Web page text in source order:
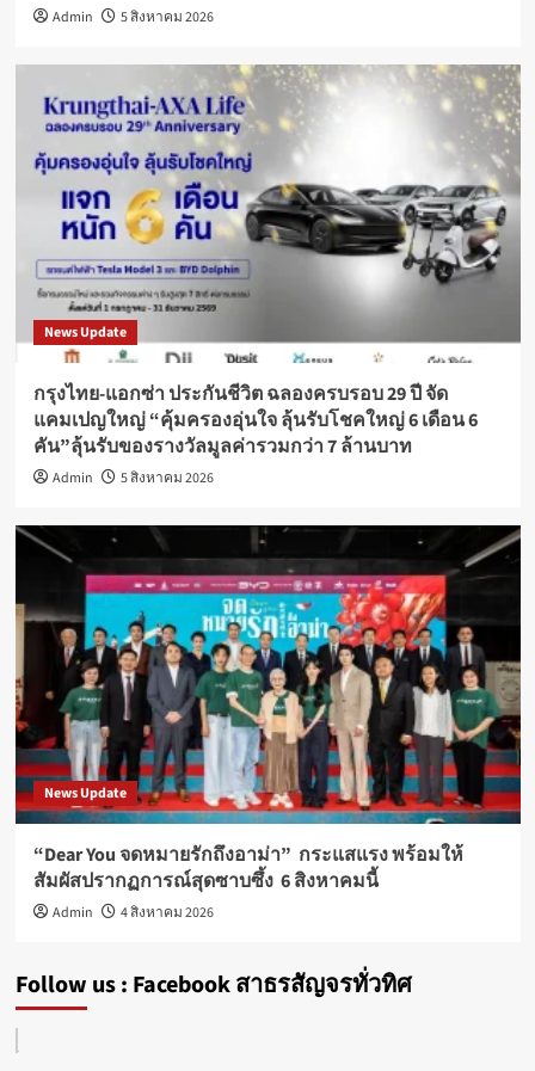
Admin 5 สิงหาคม 2026
News Update
กรุงไทย-แอกซ่า ประกันชีวิต ฉลองครบรอบ 29 ปี จัด
แคมเปญใหญ่ “คุ้มครองอุ่นใจ ลุ้นรับโชคใหญ่ 6 เดือน 6
คัน”ลุ้นรับของรางวัลมูลค่ารวมกว่า 7 ล้านบาท
Admin 5 สิงหาคม 2026
News Update
“Dear You จดหมายรักถึงอาม่า” กระแสแรง พร้อมให้
สัมผัสปรากฏการณ์สุดซาบซึ้ง 6 สิงหาคมนี้
Admin 4 สิงหาคม 2026
Follow us : Facebook สาธรสัญจรทั่วทิศ